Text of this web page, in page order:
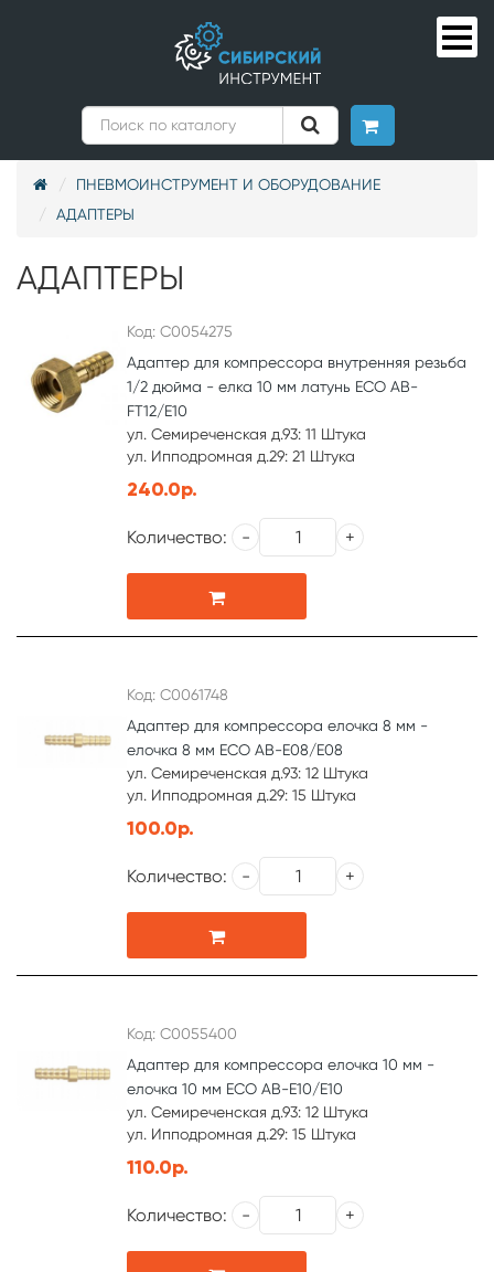
ПНЕВМОИНСТРУМЕНТ И ОБОРУДОВАНИЕ
АДАПТЕРЫ
АДАПТЕРЫ
Код: С0054275
Адаптер для компрессора внутренняя резьба
1/2 дюйма - елка 10 мм латунь ECO AB-
FT12/E10
ул. Семиреченская д.93: 11 Штука
ул. Ипподромная д.29: 21 Штука
240.0р.
Количество:
Код: С0061748
Адаптер для компрессора елочка 8 мм -
елочка 8 мм ЕСО AB-E08/E08
ул. Семиреченская д.93: 12 Штука
ул. Ипподромная д.29: 15 Штука
100.0р.
Количество:
Код: С0055400
Адаптер для компрессора елочка 10 мм -
елочка 10 мм ЕСО AB-E10/E10
ул. Семиреченская д.93: 12 Штука
ул. Ипподромная д.29: 15 Штука
110.0р.
Количество: